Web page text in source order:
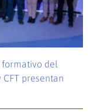
del
CFT presentan